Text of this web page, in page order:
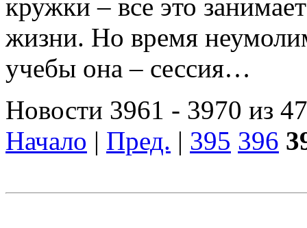
кружки – все это
жизни. Но время
учебы она – сессия…
Новости 3961 - 3970 из
Начало | Пред. | 395 396